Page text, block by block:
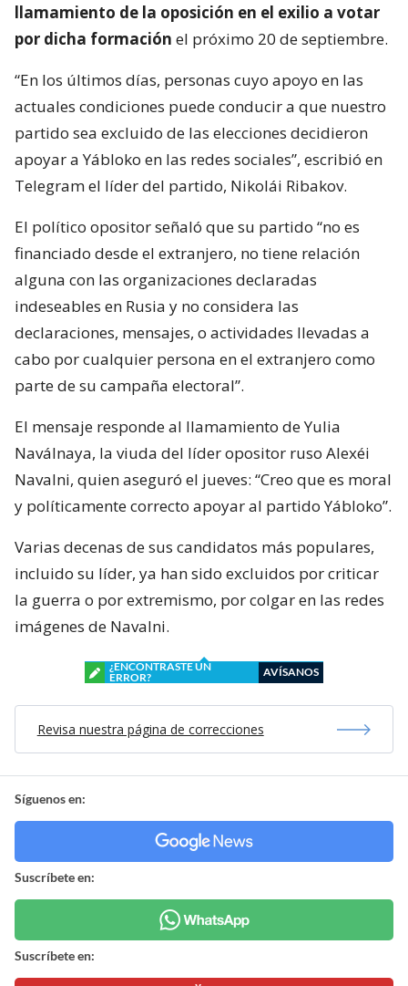
llamamiento de la oposición en el exilio a votar
por dicha formación el próximo 20 de septiembre.
“En los últimos días, personas cuyo apoyo en las
actuales condiciones puede conducir a que nuestro
partido sea excluido de las elecciones decidieron
apoyar a Yábloko en las redes sociales”, escribió en
Telegram el líder del partido, Nikolái Ribakov.
El político opositor señaló que su partido “no es
financiado desde el extranjero, no tiene relación
alguna con las organizaciones declaradas
indeseables en Rusia y no considera las
declaraciones, mensajes, o actividades llevadas a
cabo por cualquier persona en el extranjero como
parte de su campaña electoral”.
El mensaje responde al llamamiento de Yulia
Naválnaya, la viuda del líder opositor ruso Alexéi
Navalni, quien aseguró el jueves: “Creo que es moral
y políticamente correcto apoyar al partido Yábloko”.
Varias decenas de sus candidatos más populares,
incluido su líder, ya han sido excluidos por criticar
la guerra o por extremismo, por colgar en las redes
imágenes de Navalni.
¿ENCONTRASTE UN
ERROR?
AVÍSANOS
Revisa nuestra página de correcciones
Síguenos en:
Suscríbete en:
Suscríbete en: